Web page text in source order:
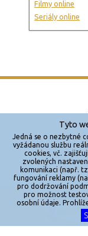
Filmy online
Seriály online
Jakékoliv užití
Tyto
Jedná se o nezbytné
vyžádanou službu
cookies, vč.
zvolených
komunikaci (např.
fungování reklamy
pro dodržování
pro možnost
osobní údaje.